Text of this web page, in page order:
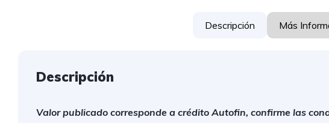
Descripción Más
Descripción
Valor publicado corresponde a crédito Autofin, confirme las